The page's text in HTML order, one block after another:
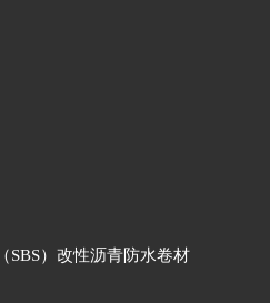
SBS）改性沥青防水卷材